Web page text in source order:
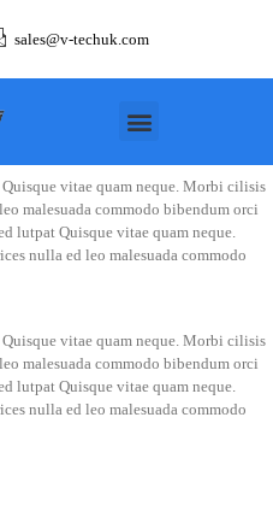
sales@v-techuk.com
vitae quam neque. Morbi cilisis
malesuada commodo bibendum orci
lutpat Quisque vitae quam neque.
nulla ed leo malesuada commodo
vitae quam neque. Morbi cilisis
malesuada commodo bibendum orci
lutpat Quisque vitae quam neque.
nulla ed leo malesuada commodo